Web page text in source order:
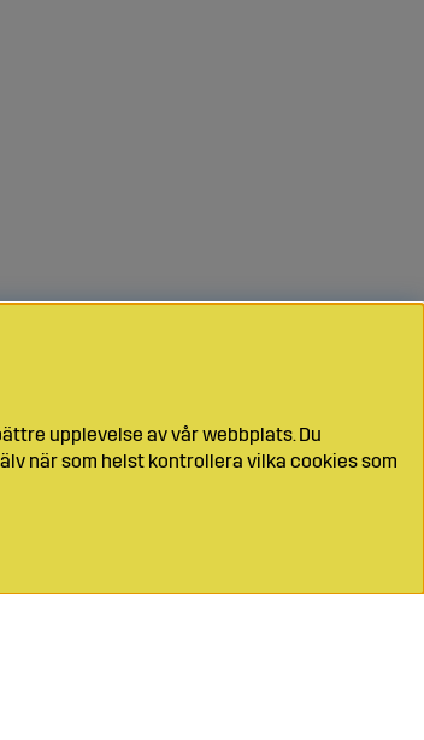
upplevelse av vår webbplats. Du
när som helst kontrollera vilka cookies som